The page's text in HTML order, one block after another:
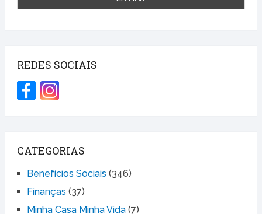
REDES SOCIAIS
CATEGORIAS
Benefícios Sociais (346)
Finanças (37)
Minha Casa Minha Vida(7)